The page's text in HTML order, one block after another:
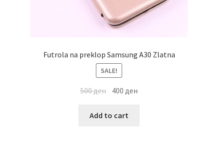
Futrola na preklop Samsung A30 Zlatna
SALE!
500ден 400ден
Add to cart